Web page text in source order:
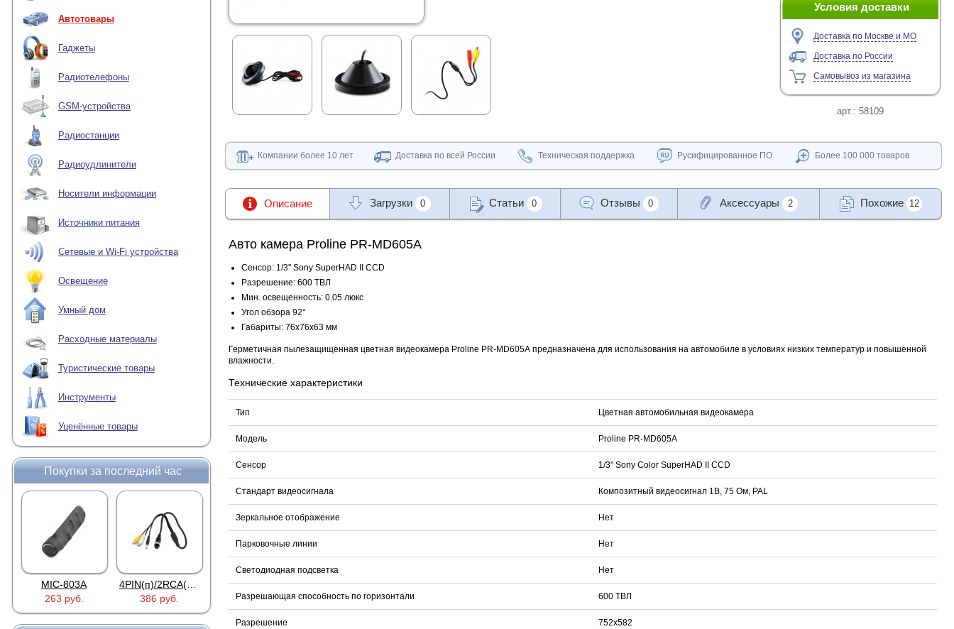
Автотовары
Гаджеты
Радиотелефоны
GSM-устройства
Радиостанции
Радиоудлинители
Носители информации
Источники питания
Сетевые и Wi-Fi устройства
Освещение
Умный дом
Расходные материалы
Туристические товары
Инструменты
Уценённые товары
Покупки за последний час
MIC-803A
263 руб.
4PIN(п)/2RCA(м)+DJK-11(п)
386 руб.
4PIN(п)/2RCA(п)+DJK-11(п)
386 руб.
DJK-11Y(1м-2п) U3-1L
97 руб.
DJK-11Y(1м-4п) U3-1Y
Proline HA-CB01
Proline PR-LED0503F2AA RED
250 руб.
Карта EM Marine (тонкая)
EM-Marine N006BB
Условия доставки
Доставка по Москве и МО
Доставка по России
Самовывоз из магазина
арт.: 58109
Компании более 10 лет Доставка по всей России Техническая поддержка Русифицированное ПО Более 100 000 товаров
Описание Загрузки 0 Статьи 0 Отзывы 0 Аксессуары 2 Похожие 12
Авто камера Proline PR-MD605A
Сенсор: 1/3" Sony SuperHAD II CCD
Разрешение: 600 ТВЛ
Мин. освещенность: 0.05 люкс
Угол обзора 92°
Габариты: 76х76х63 мм
Герметичная пылезащищенная цветная видеокамера Proline PR-MD605A предназначена для использования на автомобиле в условиях низких температур и повышенной
влажности.
Технические характеристики
Тип Цветная автомобильная видеокамера
Модель Proline PR-MD605A
Сенсор 1/3" Sony Color SuperHAD II CCD
Стандарт видеосигнала Композитный видеосигнал 1В, 75 Ом, PAL
Зеркальное отображение Нет
Парковочные линии Нет
Светодиодная подсветка Нет
Разрешающая способность по горизонтали 600 ТВЛ
Разрешение 752х582